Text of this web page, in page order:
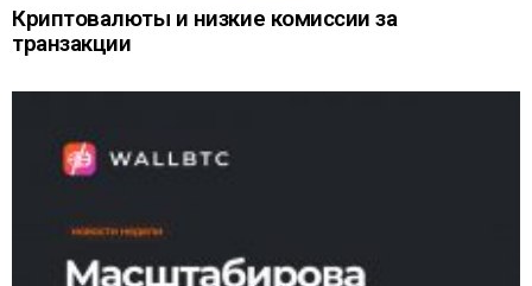
Криптовалюты и низкие комиссии за
транзакции